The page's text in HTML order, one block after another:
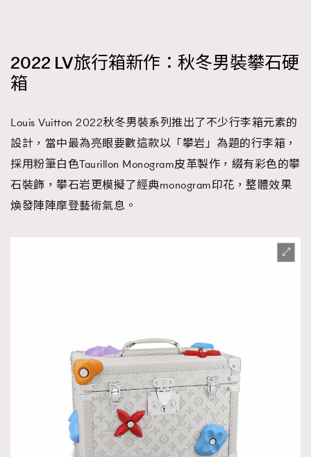
2022 LV旅行箱新作：秋冬男裝攀石硬
箱
Louis Vuitton 2022秋冬男裝系列推出了不少行李箱元素的
設計，當中最為亮眼要數這款以「攀岩」為題的行李箱，
採用粉筆白色Taurillon Monogram皮革製作，綴有彩色的攀
石裝飾，攀石岩更模擬了經典monogram印花，整體效果
煥發陣陣摩登藝術氣息。